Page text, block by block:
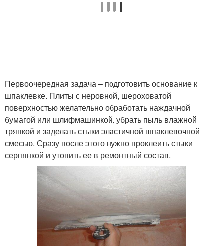
Первоочередная задача – подготовить основание к
шпаклевке. Плиты с неровной, шероховатой
поверхностью желательно обработать наждачной
бумагой или шлифмашинкой, убрать пыль влажной
тряпкой и заделать стыки эластичной шпаклевочной
смесью. Сразу после этого нужно проклеить стыки
серпянкой и утопить ее в ремонтный состав.